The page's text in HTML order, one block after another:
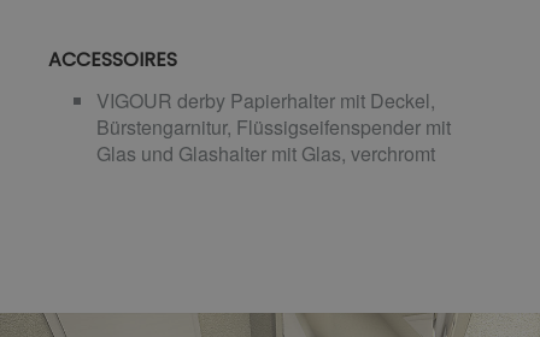
ACCESSOIRES
VIGOUR derby Papierhalter mit Deckel,
Bürstengarnitur, Flüssigseifenspender mit
Glas und Glashalter mit Glas, verchromt